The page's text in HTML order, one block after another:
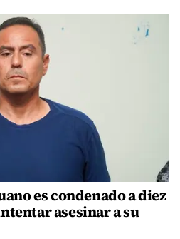
es condenado a diez
asesinar a su